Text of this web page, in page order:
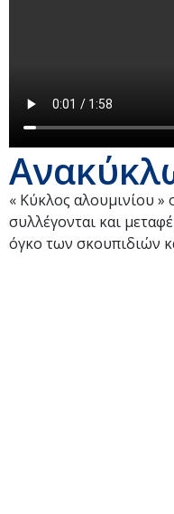
« Κύκλος αλουμινίου
συλλέγονται και
όγκο των σκουπιδιών